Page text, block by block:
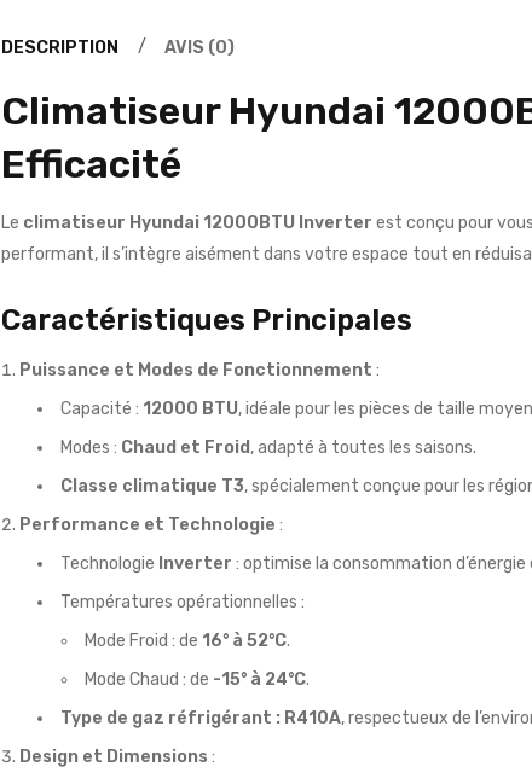
DESCRIPTION AVIS (0)
Climatiseur Hyundai
Efficacité
Le climatiseur Hyundai 12000BTU Inverter est conçu pour
performant, il s’intègre aisément dans votre espace tout en
Caractéristiques Principales
Puissance et Modes de Fonctionnement :
Capacité : 12000 BTU, idéale pour les pièces de taille
Modes : Chaud et Froid , adapté à toutes les saisons.
Classe climatique T3, spécialement conçue pour les
Performance et Technologie :
Technologie Inverter : optimise la consommation
Températures opérationnelles :
Mode Froid : de 16° à 52°C.
Mode Chaud : de -15° à 24°C.
Type de gaz réfrigérant : R410A, respectueux de
Design et Dimensions :